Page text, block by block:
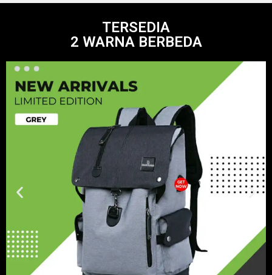
TERSEDIA
2 WARNA BERBEDA